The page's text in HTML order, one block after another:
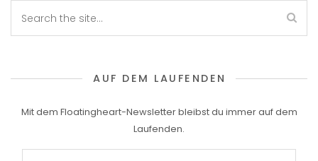
AUF DEM LAUFENDEN
Mit dem Floatingheart-Newsletter bleibst du immer auf dem
Laufenden.